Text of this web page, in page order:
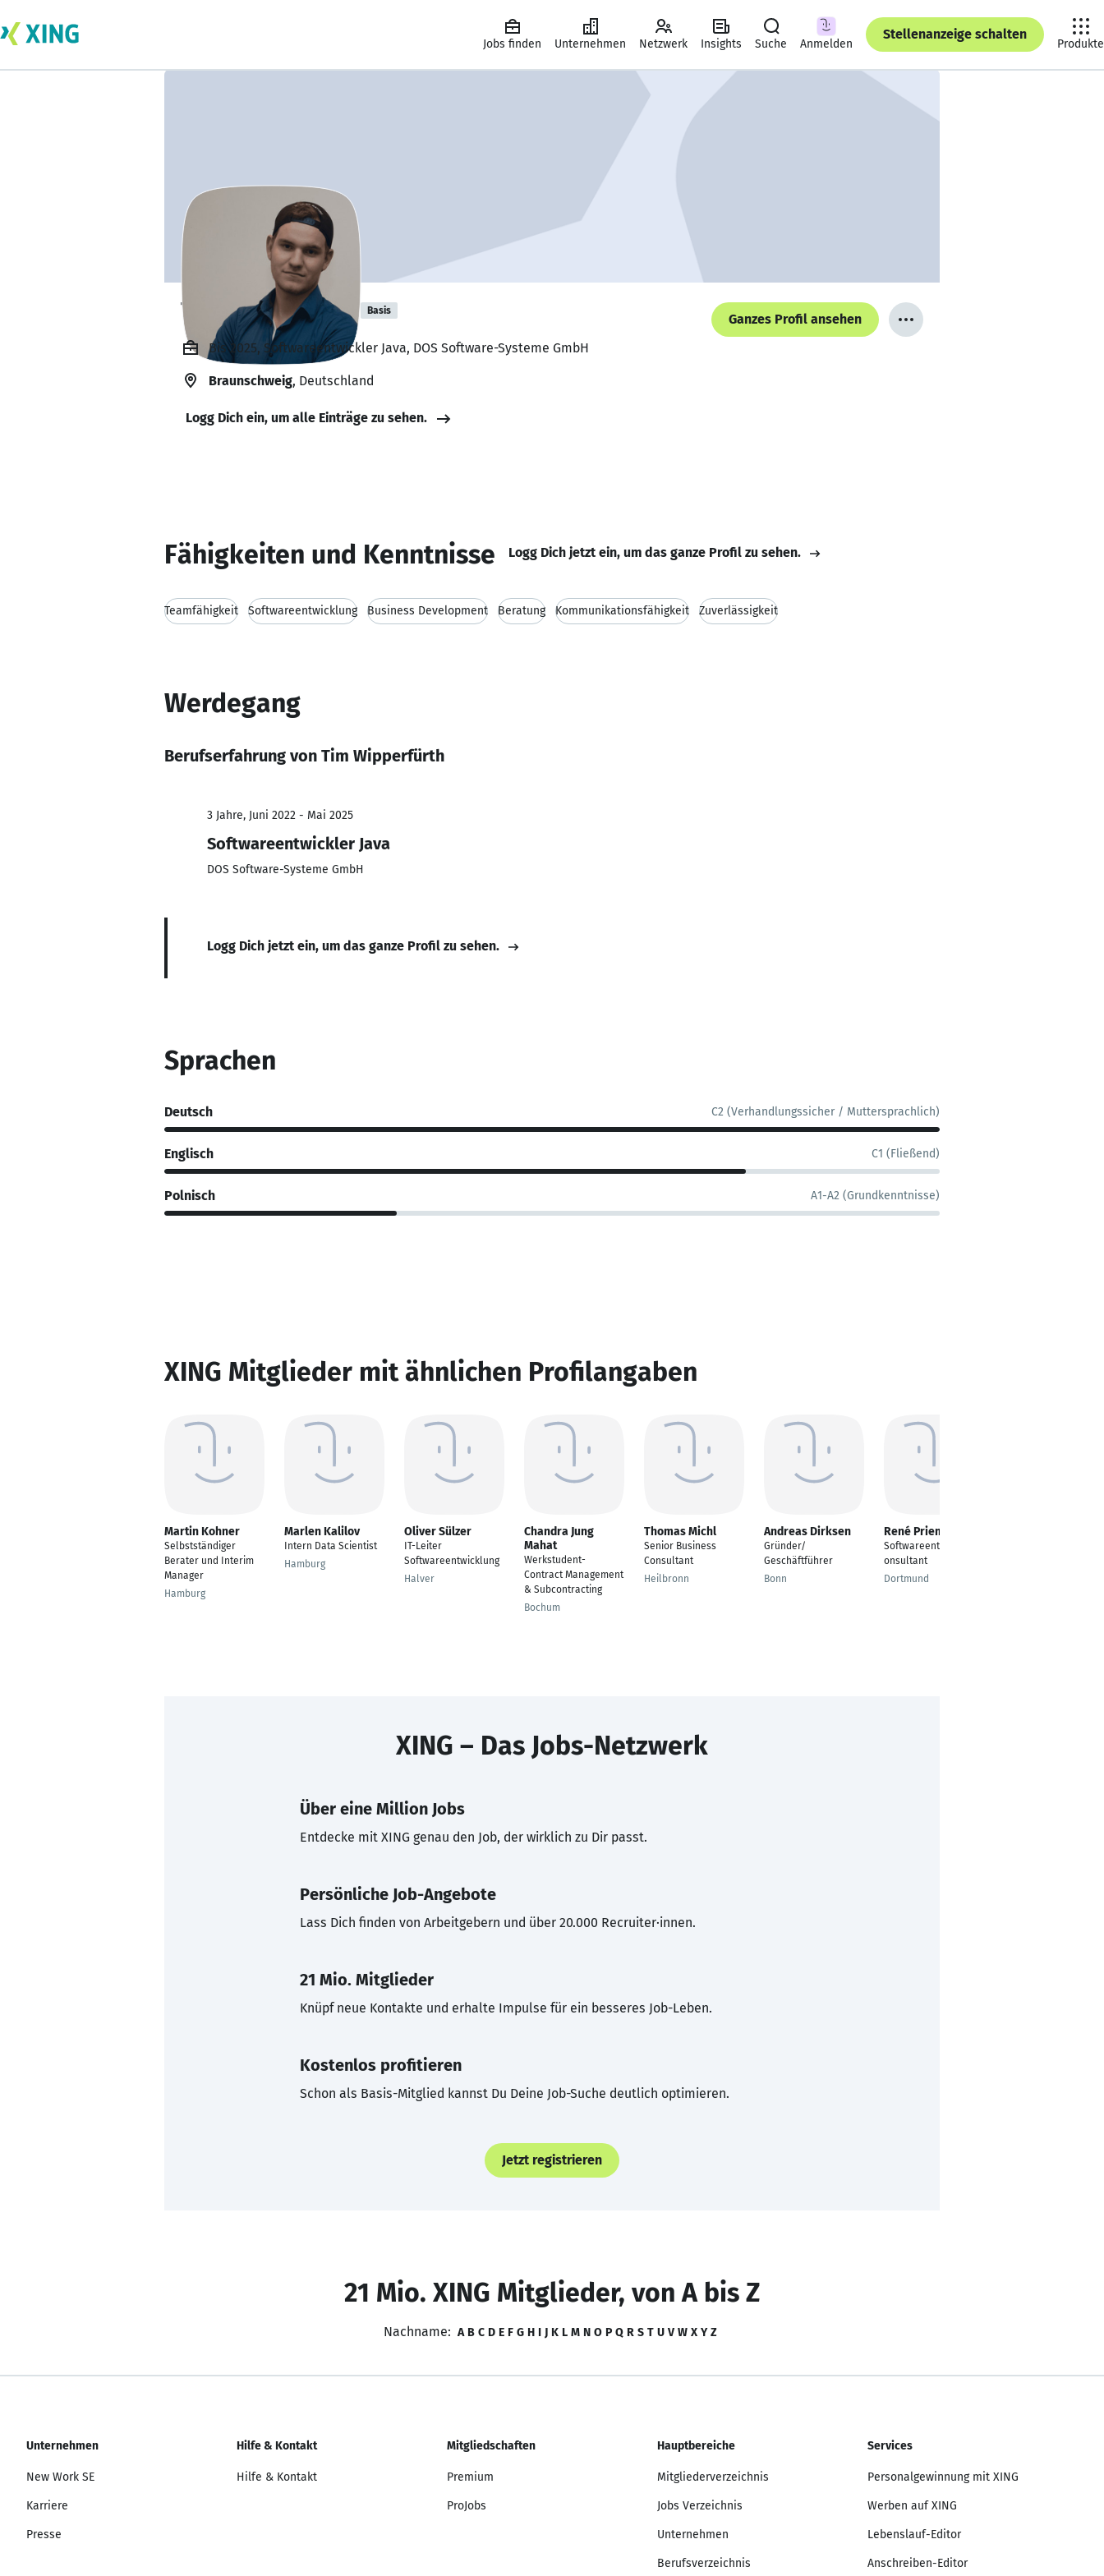
Jobs finden Unternehmen Netzwerk Insights Suche Anmelden
Stellenanzeige schalten
Produkte
Tim Wipperfürth Basis
Ganzes Profil ansehen
Bis 2025, Softwareentwickler Java, DOS Software-Systeme GmbH
Braunschweig, Deutschland
Logg Dich ein, um alle Einträge zu sehen.
Fähigkeiten und Kenntnisse Logg Dich jetzt ein, um das ganze Profil zu sehen.
Teamfähigkeit Softwareentwicklung Business Development Beratung Kommunikationsfähigkeit Zuverlässigkeit
Werdegang
Berufserfahrung von Tim Wipperfürth
3 Jahre, Juni 2022 - Mai 2025
Softwareentwickler Java
DOS Software-Systeme GmbH
Logg Dich jetzt ein, um das ganze Profil zu sehen.
Sprachen
Deutsch C2 (Verhandlungssicher / Muttersprachlich)
Englisch C1 (Fließend)
Polnisch A1-A2 (Grundkenntnisse)
XING Mitglieder mit ähnlichen Profilangaben
Martin Kohner
Selbstständiger
Berater und Interim
Manager
Hamburg
Marlen Kalilov
Intern Data Scientist
Hamburg
Oliver Sülzer
IT-Leiter
Softwareentwicklung
Halver
Chandra Jung
Mahat
Werkstudent-
Contract Management
& Subcontracting
Bochum
Thomas Michl
Senior Business
Consultant
Heilbronn
Andreas Dirksen
Gründer/
Geschäftführer
Bonn
René Priem
Softwareentwickler/C
onsultant
Dortmund
XING – Das Jobs-Netzwerk
Über eine Million Jobs
Entdecke mit XING genau den Job, der wirklich zu Dir passt.
Persönliche Job-Angebote
Lass Dich finden von Arbeitgebern und über 20.000 Recruiter·innen.
21 Mio. Mitglieder
Knüpf neue Kontakte und erhalte Impulse für ein besseres Job-Leben.
Kostenlos profitieren
Schon als Basis-Mitglied kannst Du Deine Job-Suche deutlich optimieren.
Jetzt registrieren
21 Mio. XING Mitglieder, von A bis Z
Nachname: A B C D E F G H I J K L M N O P Q R S T U V W X Y Z
Unternehmen
New Work SE
Karriere
Presse
Hilfe & Kontakt
Hilfe & Kontakt
Mitgliedschaften
Premium
ProJobs
Hauptbereiche
Mitgliederverzeichnis
Jobs Verzeichnis
Unternehmen
Berufsverzeichnis
Services
Personalgewinnung mit XING
Werben auf XING
Lebenslauf-Editor
Anschreiben-Editor